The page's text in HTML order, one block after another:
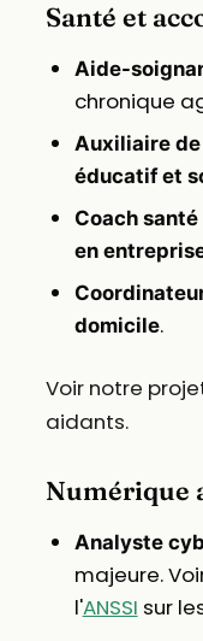
Santé et
Aide-
chronique
Auxiliaire
éducatif et
Coach
en
domicile.
Voir notre
aidants.
Numérique
Analyste
majeure.
l'ANSSI sur